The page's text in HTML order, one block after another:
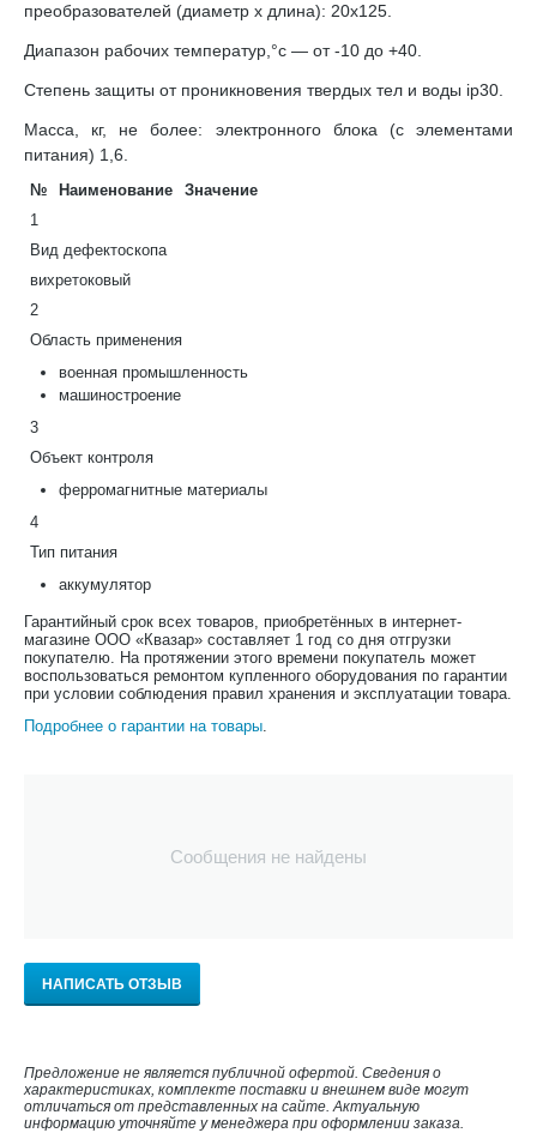
преобразователей (диаметр х длина): 20х125.
Диапазон рабочих температур,°с — от -10 до +40.
Степень защиты от проникновения твердых тел и воды ip30.
Масса, кг, не более: электронного блока (с элементами
питания) 1,6.
№ Наименование
Значение
1
Вид дефектоскопа
вихретоковый
2
Область применения
военная промышленность
машиностроение
3
Объект контроля
ферромагнитные материалы
4
Тип питания
аккумулятор
Гарантийный срок всех товаров, приобретённых в интернет-
магазине ООО «Квазар» составляет 1 год со дня отгрузки
покупателю. На протяжении этого времени покупатель может
воспользоваться ремонтом купленного оборудования по гарантии
при условии соблюдения правил хранения и эксплуатации товара.
Подробнее о гарантии на товары.
Сообщения не найдены
НАПИСАТЬ ОТЗЫВ
Предложение не является публичной офертой. Сведения о
характеристиках, комплекте поставки и внешнем виде могут
отличаться от представленных на сайте. Актуальную
информацию уточняйте у менеджера при оформлении заказа.